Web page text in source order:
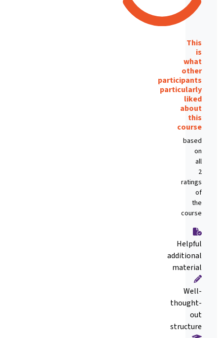
This
is
what
other
participants
particularly
liked
about
this
course
based
on
all
2
ratings
of
the
course
Helpful
additional
material
Well-
thought-
out
structure